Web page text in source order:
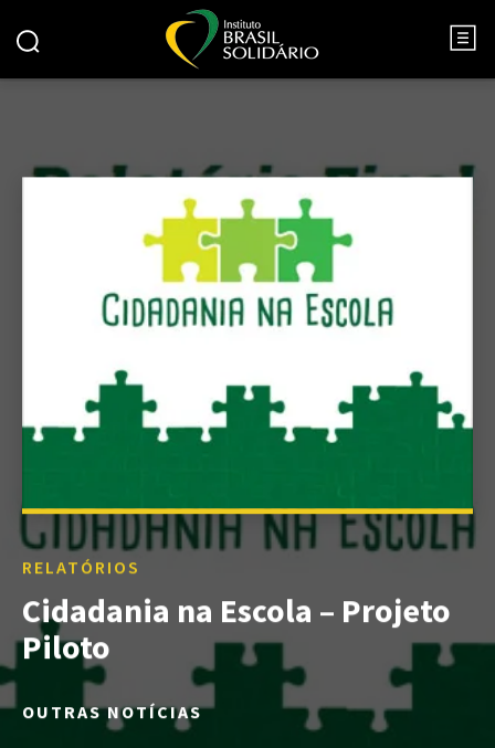
RELATÓRIOS
Cidadania na Escola – Projeto
Piloto
OUTRAS NOTÍCIAS